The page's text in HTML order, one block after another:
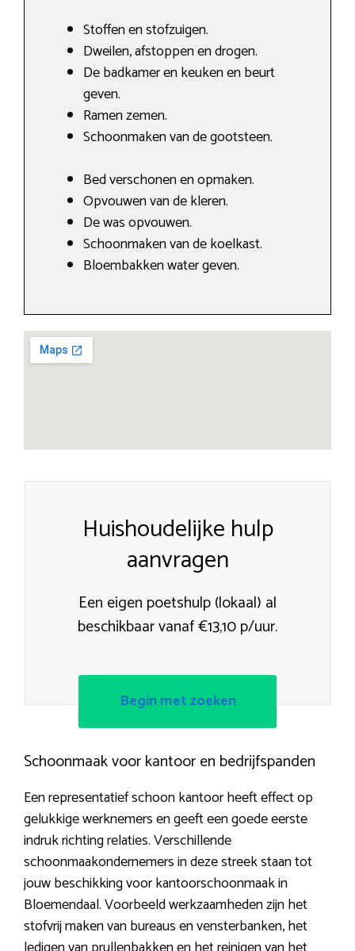
Stoffen en stofzuigen.
Dweilen, afstoppen en drogen.
De badkamer en keuken en beurt
geven.
Ramen zemen.
Schoonmaken van de gootsteen.
Bed verschonen en opmaken.
Opvouwen van de kleren.
De was opvouwen.
Schoonmaken van de koelkast.
Bloembakken water geven.
Huishoudelijke hulp
aanvragen
Een eigen poetshulp (lokaal) al
beschikbaar vanaf €13,10 p/uur.
Begin met zoeken
Schoonmaak voor kantoor en bedrijfspanden
Een representatief schoon kantoor heeft effect op
gelukkige werknemers en geeft een goede eerste
indruk richting relaties. Verschillende
schoonmaakondernemers in deze streek staan tot
jouw beschikking voor kantoorschoonmaak in
Bloemendaal. Voorbeeld werkzaamheden zijn het
stofvrij maken van bureaus en vensterbanken, het